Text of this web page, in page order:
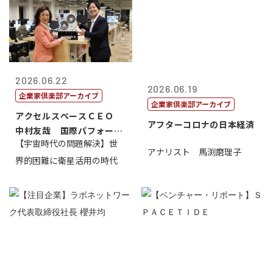
2026.06.22
企業家倶楽部アーカイブ
アクセルスペースＣＥＯ
中村友哉 国際パフォーマ
ンス研究所代...
【宇宙時代の問題解決】世
界的困難に衛星活用の時代
2026.06.19
企業家倶楽部アーカイブ
アフターコロナの日本経済
アナリスト 馬渕磨理子